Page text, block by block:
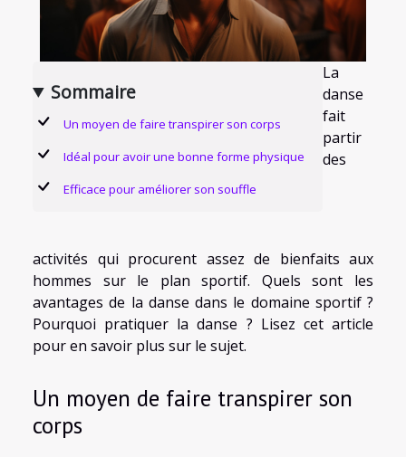
Sommaire
Un moyen de faire transpirer son corps
Idéal pour avoir une bonne forme physique
Efficace pour améliorer son souffle
La
danse
fait
partir
des
activités qui procurent assez de bienfaits aux
hommes sur le plan sportif. Quels sont les
avantages de la danse dans le domaine sportif ?
Pourquoi pratiquer la danse ? Lisez cet article
pour en savoir plus sur le sujet.
Un moyen de faire transpirer son
corps